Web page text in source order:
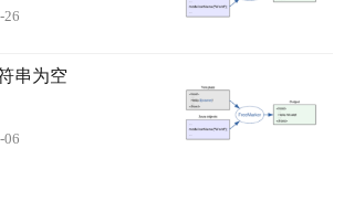
26
串为空
06